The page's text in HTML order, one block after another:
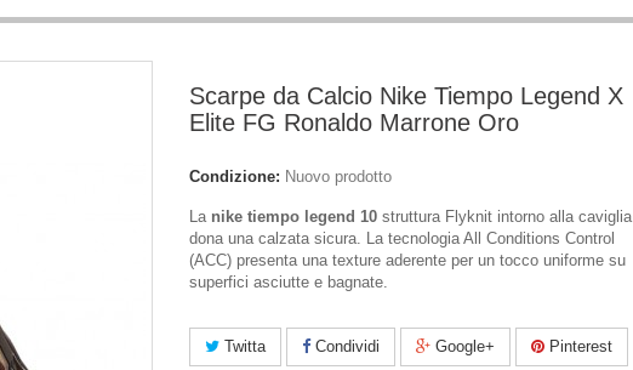
Scarpe da Calcio Nike Tiempo Legend X
Elite FG Ronaldo Marrone Oro
Condizione: Nuovo prodotto
La nike tiempo legend 10 struttura Flyknit intorno alla caviglia
dona una calzata sicura. La tecnologia All Conditions Control
(ACC) presenta una texture aderente per un tocco uniforme su
superfici asciutte e bagnate.
Twitta Condividi Google+ Pinterest